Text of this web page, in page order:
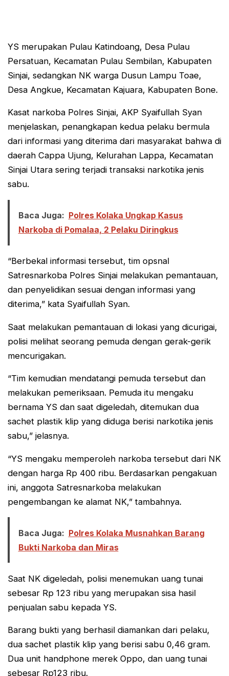
YS merupakan Pulau Katindoang, Desa Pulau
Persatuan, Kecamatan Pulau Sembilan, Kabupaten
Sinjai, sedangkan NK warga Dusun Lampu Toae,
Desa Angkue, Kecamatan Kajuara, Kabupaten Bone.
Kasat narkoba Polres Sinjai, AKP Syaifullah Syan
menjelaskan, penangkapan kedua pelaku bermula
dari informasi yang diterima dari masyarakat bahwa di
daerah Cappa Ujung, Kelurahan Lappa, Kecamatan
Sinjai Utara sering terjadi transaksi narkotika jenis
sabu.
Baca Juga: Polres Kolaka Ungkap Kasus
Narkoba di Pomalaa, 2 Pelaku Diringkus
“Berbekal informasi tersebut, tim opsnal
Satresnarkoba Polres Sinjai melakukan pemantauan,
dan penyelidikan sesuai dengan informasi yang
diterima,” kata Syaifullah Syan.
Saat melakukan pemantauan di lokasi yang dicurigai,
polisi melihat seorang pemuda dengan gerak-gerik
mencurigakan.
“Tim kemudian mendatangi pemuda tersebut dan
melakukan pemeriksaan. Pemuda itu mengaku
bernama YS dan saat digeledah, ditemukan dua
sachet plastik klip yang diduga berisi narkotika jenis
sabu,” jelasnya.
“YS mengaku memperoleh narkoba tersebut dari NK
dengan harga Rp 400 ribu. Berdasarkan pengakuan
ini, anggota Satresnarkoba melakukan
pengembangan ke alamat NK,” tambahnya.
Baca Juga: Polres Kolaka Musnahkan Barang
Bukti Narkoba dan Miras
Saat NK digeledah, polisi menemukan uang tunai
sebesar Rp 123 ribu yang merupakan sisa hasil
penjualan sabu kepada YS.
Barang bukti yang berhasil diamankan dari pelaku,
dua sachet plastik klip yang berisi sabu 0,46 gram.
Dua unit handphone merek Oppo, dan uang tunai
sebesar Rp123 ribu.